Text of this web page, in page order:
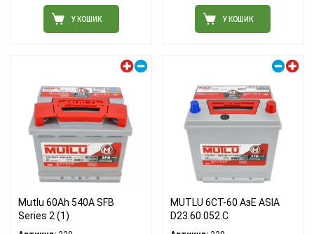
У КОШИК У КОШИК
Mutlu 60Ah 540A SFB
Series 2 (1)
MUTLU 6СТ-60 АзЕ ASIA
D23.60.052.C